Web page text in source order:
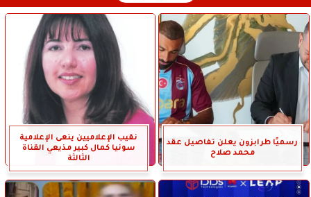
رسميًا طرابزون يعلن تفاصيل عقد
محمد صلاح
نقيب الإعلاميين ينعى الإعلامية
سونيا كمال كبير مذيعي القناة
الثالثة